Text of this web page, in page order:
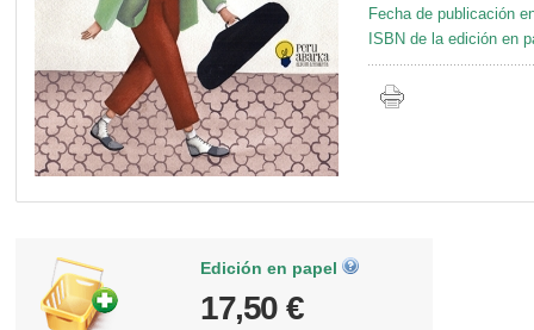
Fecha de publicación
ISBN de la edición en
Edición en papel
17,50 €